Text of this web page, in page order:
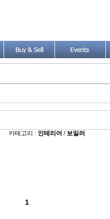
카테고리 : 인테리어 / 보일러
1